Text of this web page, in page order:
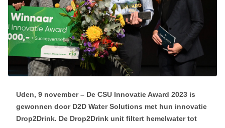
Uden, 9 november – De CSU Innovatie Award 2023 is
gewonnen door D2D Water Solutions met hun innovatie
Drop2Drink. De Drop2Drink unit filtert hemelwater tot